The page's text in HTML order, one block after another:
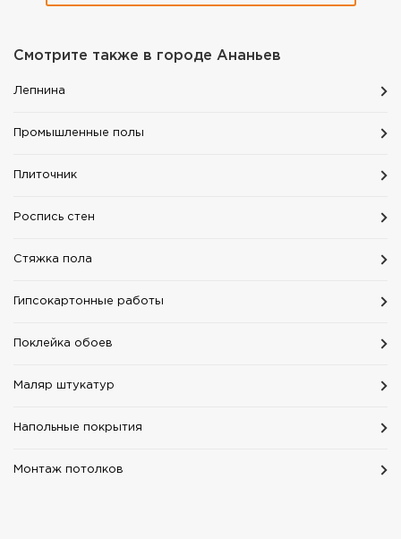
Смотрите также в городе Ананьев
Лепнина
Промышленные полы
Плиточник
Роспись стен
Стяжка пола
Гипсокартонные работы
Поклейка обоев
Маляр штукатур
Напольные покрытия
Монтаж потолков